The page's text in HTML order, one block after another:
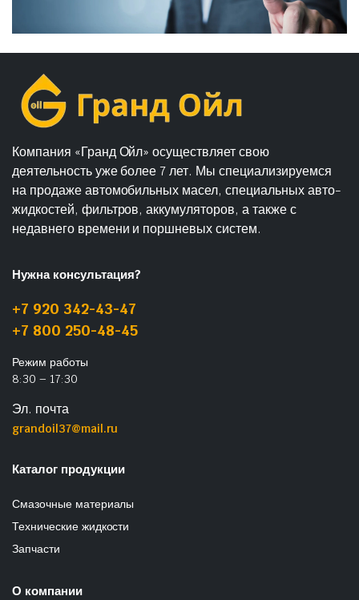
Компания «Гранд Ойл» осуществляет свою
деятельность уже более 7 лет. Мы специализируемся
на продаже автомобильных масел, специальных авто-
жидкостей, фильтров, аккумуляторов, а также с
недавнего времени и поршневых систем.
Нужна консультация?
+7 920 342-43-47
+7 800 250-48-45
Режим работы
8:30 – 17:30
Эл. почта
grandoil37@mail.ru
Каталог продукции
Смазочные материалы
Технические жидкости
Запчасти
О компании